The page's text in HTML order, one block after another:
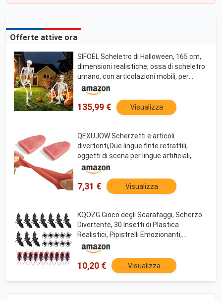
Offerte attive ora
SIFOEL Scheletro di Halloween, 165 cm,
dimensioni realistiche, ossa di scheletro
umano, con articolazioni mobili, per
Halloween, decorazione della casa
infestata (2 pezzi)
135,99 € Visualizza
QEXUJOW Scherzetti e articoli
divertenti,Due lingue finte retrattili,
oggetti di scena per lingue artificiali,
oggetti di scena originali, decorazioni,
oggetti di scena magici.
7,31 € Visualizza
KQOZG Gioco degli Scarafaggi, Scherzo
Divertente, 30 Insetti di Plastica
Realistici, Pipistrelli Emozionanti,
Scarafaggi, Ragni, Articoli per Halloween
10,20 € Visualizza